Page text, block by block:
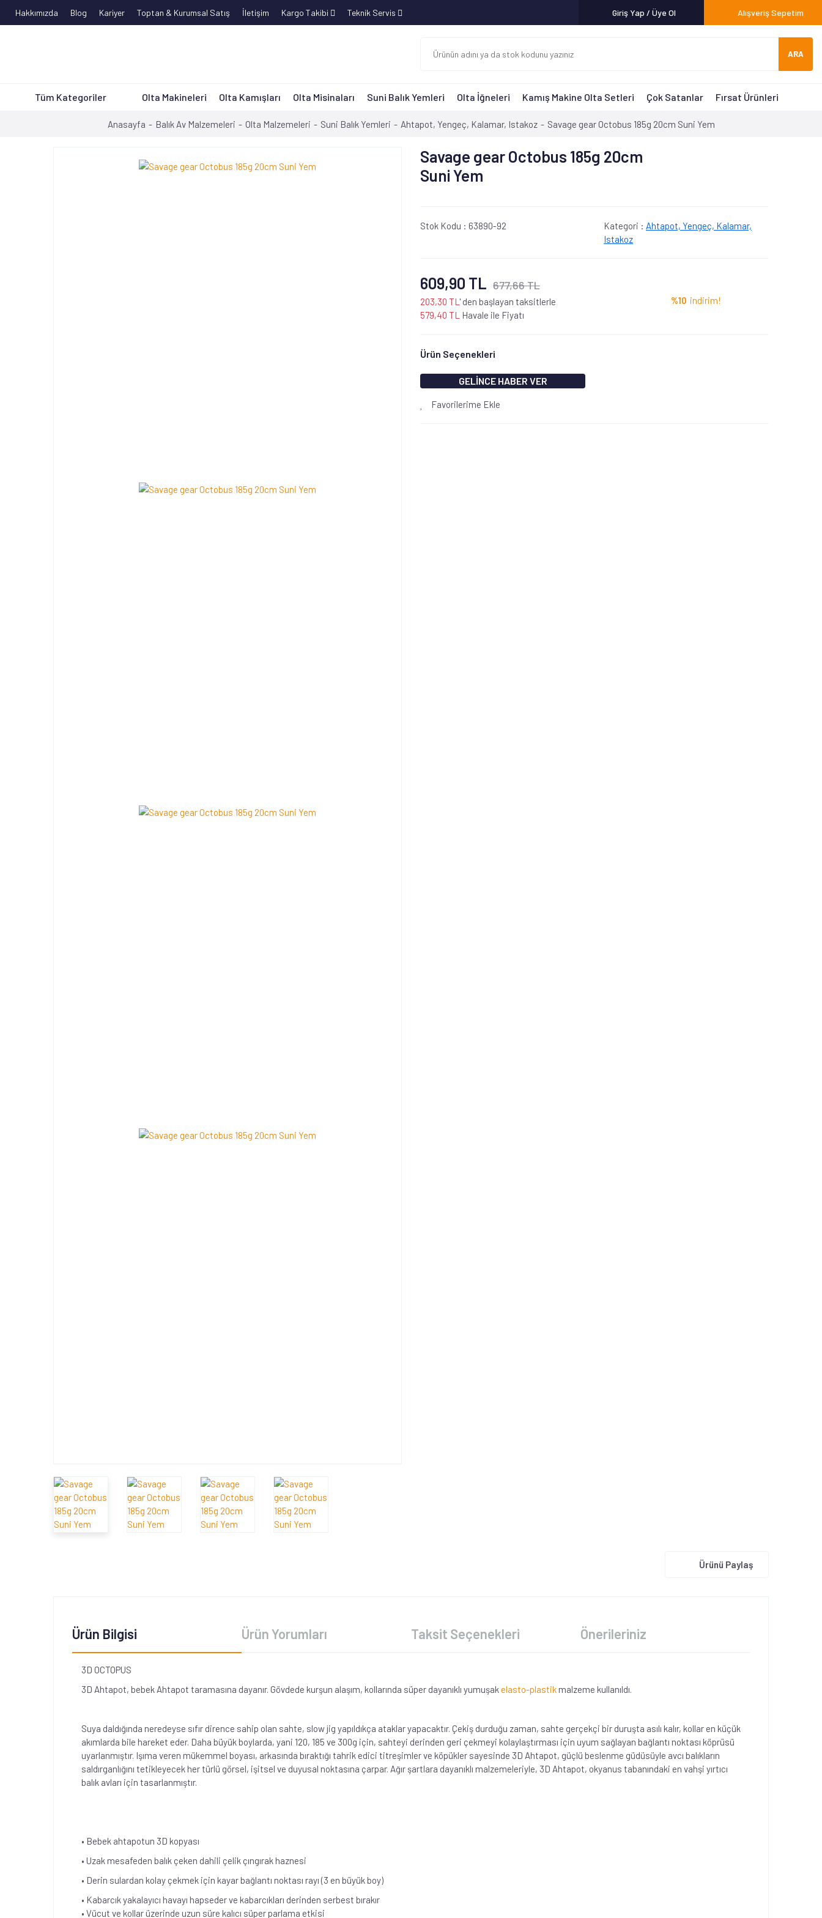
Hakkımızda Blog Kariyer Toptan & Kurumsal Satış İletişim Kargo Takibi Teknik Servis Giriş Yap / Üye Ol Alışveriş Sepetim
ARA
Tüm Kategoriler Olta Makineleri Olta Kamışları Olta Misinaları Suni Balık Yemleri Olta İğneleri Kamış Makine Olta Setleri Çok Satanlar Fırsat Ürünleri
Anasayfa Balık Av Malzemeleri Olta Malzemeleri Suni Balık Yemleri Ahtapot, Yengeç, Kalamar, Istakoz Savage gear Octobus 185g 20cm Suni Yem
Savage gear Octobus 185g 20cm
Suni Yem
Stok Kodu : 63890-92 Kategori : Ahtapot, Yengeç, Kalamar,
Istakoz
609,90 TL 677,66 TL
203,30 TL ' den başlayan taksitlerle %10 indirim!
579,40 TL
Havale ile Fiyatı
Ürün Seçenekleri
GELİNCE HABER VER
Favorilerime Ekle
Ürünü Paylaş
Ürün Bilgisi
3D OCTOPUS
3D Ahtapot, bebek Ahtapot taramasına dayanır. Gövdede kurşun alaşım, kollarında süper dayanıklı yumuşakelasto-plastik malzeme kullanıldı.
Suya daldığında neredeyse sıfır dirence sahip olan sahte, slow jig yapıldıkça ataklar yapacaktır. Çekiş durduğu zaman, sahte gerçekçi bir duruşta asılı kalır, kollar en küçük
akımlarda bile hareket eder. Daha büyük boylarda, yani 120, 185 ve 300g için, sahteyi derinden geri çekmeyi kolaylaştırması için uyum sağlayan bağlantı noktası köprüsü
uyarlanmıştır. Işıma veren mükemmel boyası, arkasında bıraktığı tahrik edici titreşimler ve köpükler sayesinde 3D Ahtapot, güçlü beslenme güdüsüyle avcı balıkların
saldırganlığını tetikleyecek her türlü görsel, işitsel ve duyusal noktasına çarpar. Ağır şartlara dayanıklı malzemeleriyle, 3D Ahtapot, okyanus tabanındaki en vahşi yırtıcı
balık avları için tasarlanmıştır.
• Bebek ahtapotun 3D kopyası
• Uzak mesafeden balık çeken dahili çelik çıngırak haznesi
• Derin sulardan kolay çekmek için kayar bağlantı noktası rayı (3 en büyük boy)
• Kabarcık yakalayıcı havayı hapseder ve kabarcıkları derinden serbest bırakır
• Vücut ve kollar üzerinde uzun süre kalıcı süper parlama etkisi
Ürün Yorumları Taksit Seçenekleri Önerileriniz